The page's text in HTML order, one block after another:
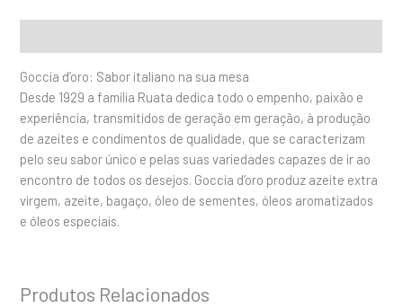
Goccia d’oro: Sabor italiano na sua mesa
Desde 1929 a família Ruata dedica todo o empenho, paixão e
experiência, transmitidos de geração em geração, à produção
de azeites e condimentos de qualidade, que se caracterizam
pelo seu sabor único e pelas suas variedades capazes de ir ao
encontro de todos os desejos. Goccia d’oro produz azeite extra
virgem, azeite, bagaço, óleo de sementes, óleos aromatizados
e óleos especiais.
Produtos Relacionados